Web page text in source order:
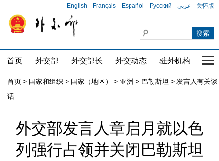
English Français Español Русский عربي 关怀版
首页 外交部 外交部长 外交动态 驻外机构 国
首页 > 国家和组织 > 国家（地区） > 亚洲 > 巴勒斯坦 > 发言人有关谈
话
外交部发言人章启月就以色
列强行占领并关闭巴勒斯坦